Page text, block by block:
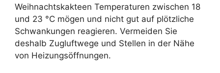
Weihnachtskakteen Temperaturen zwischen 18
und 23 °C mögen und nicht gut auf plötzliche
Schwankungen reagieren. Vermeiden Sie
deshalb Zugluftwege und Stellen in der Nähe
von Heizungsöffnungen.